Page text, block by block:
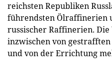
reichsten Republiken
führendsten Ölraffinerien
russischer Raffinerien.
inzwischen von
und von der Errichtung